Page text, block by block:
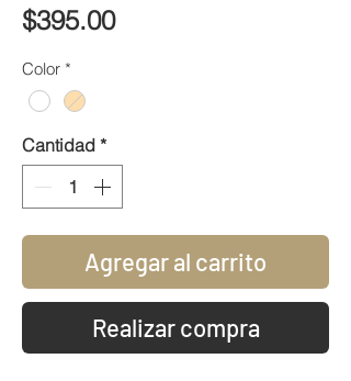
$395.00Precio
Color *
Cantidad *
Agregar al carrito
Realizar compra